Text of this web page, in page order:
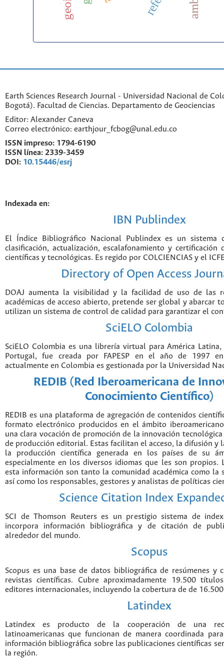
Earth Sciences Research Journal - Universidad Nacional de
Bogotá). Facultad de Ciencias. Departamento de Geociencias
Editor: Alexander Caneva
Correo electrónico: earthjour_fcbog@unal.edu.co
ISSN impreso: 1794-6190
ISSN línea: 2339-3459
DOI: 10.15446/esrj
Indexada en:
IBN Publindex
El Índice Bibliográfico Nacional Publindex es un sistema
clasificación, actualización, escalafonamiento y certificación
científicas y tecnológicas. Es regido por COLCIENCIAS y el
Directory of Open Access
DOAJ aumenta la visibilidad y la facilidad de uso de las
académicas de acceso abierto, pretende ser global y abarcar
utilizan un sistema de control de calidad para garantizar el
SciELO Colombia
SciELO Colombia es una librería virtual para América
Portugal, fue creada por FAPESP en el año de 1997
actualmente en Colombia es gestionada por la Universidad
REDIB (Red Iberoamericana de
Conocimiento Científico)
REDIB es una plataforma de agregación de contenidos
formato electrónico producidos en el ámbito
una clara vocación de promoción de la innovación
de producción editorial. Estas facilitan el acceso, la difusión y
la producción científica generada en los países de su
especialmente en los diversos idiomas que les son propios.
esta información son tanto la comunidad académica como la
así como los responsables, gestores y analistas de políticas
Science Citation Index
SCI de Thomson Reuters es un prestigio sistema de
incorpora información bibliográfica y de citación de
alrededor del mundo.
Scopus
Scopus es una base de datos bibliográfica de resúmenes y
revistas científicas. Cubre aproximadamente 19.500
editores internacionales, incluyendo la cobertura de de
Latindex
Latindex es producto de la cooperación de una
latinoamericanas que funcionan de manera coordinada
información bibliográfica sobre las publicaciones científicas
la región.